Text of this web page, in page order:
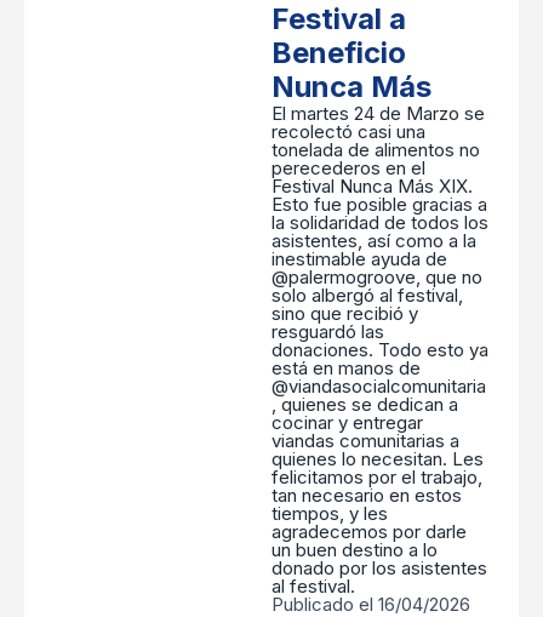
Festival a
Beneficio
Nunca Más
El martes 24 de Marzo se
recolectó casi una
tonelada de alimentos no
perecederos en el
Festival Nunca Más XIX.
Esto fue posible gracias a
la solidaridad de todos los
asistentes, así como a la
inestimable ayuda de
@palermogroove, que no
solo albergó al festival,
sino que recibió y
resguardó las
donaciones. Todo esto ya
está en manos de
@viandasocialcomunitaria
, quienes se dedican a
cocinar y entregar
viandas comunitarias a
quienes lo necesitan. Les
felicitamos por el trabajo,
tan necesario en estos
tiempos, y les
agradecemos por darle
un buen destino a lo
donado por los asistentes
al festival.
Publicado el 16/04/2026